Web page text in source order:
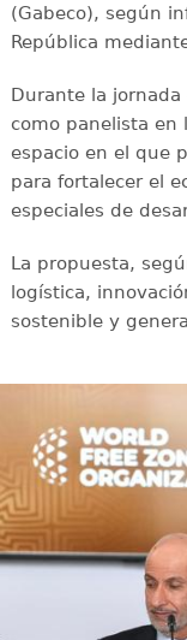
(Gabeco), según
República
Durante la
como panelista en
espacio en el que
para fortalecer el
especiales de
La propuesta,
logística,
sostenible y